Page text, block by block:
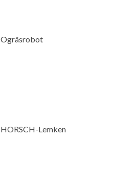
Ogräsrobot
HORSCH-Lemken